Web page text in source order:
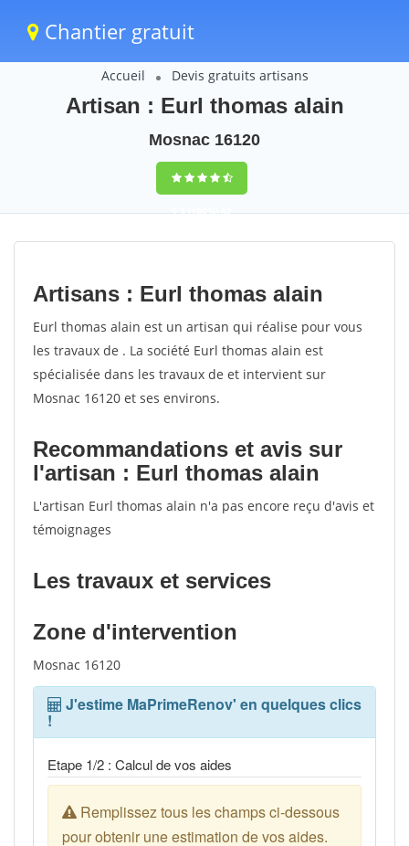
Chantier gratuit
Accueil Devis gratuits artisans
Artisan : Eurl thomas alain
Mosnac 16120
9,5(100%)82
votes
Artisans : Eurl thomas alain
Eurl thomas alain est un artisan qui réalise pour vous
les travaux de . La société Eurl thomas alain est
spécialisée dans les travaux de et intervient sur
Mosnac 16120 et ses environs.
Recommandations et avis sur
l'artisan : Eurl thomas alain
L'artisan Eurl thomas alain n'a pas encore reçu d'avis et
témoignages
Les travaux et services
Zone d'intervention
Mosnac 16120